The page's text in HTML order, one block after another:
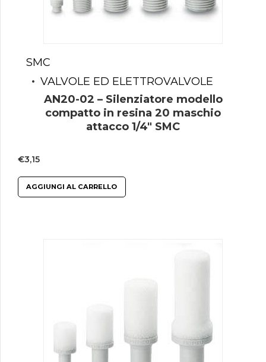
SMC
VALVOLE ED ELETTROVALVOLE
AN20-02 – Silenziatore modello
compatto in resina 20 maschio
attacco 1/4″ SMC
€3,15
AGGIUNGI AL CARRELLO